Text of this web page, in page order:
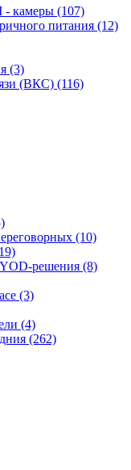
- камеры (107)
питания (12)
(3)
(ВКС) (116)
(10)
решения (8)
(3)
(4)
(262)